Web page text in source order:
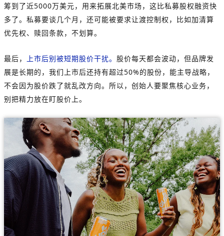
筹到了近5000万美元，用来拓展北美市场，这比私募股权融资快
多了。私募要谈几个月，还可能被要求让渡控制权，比如加清算
优先权、赎回条款，不划算。
最后， 上市后别被短期股价干扰。 股价每天都会波动，但品牌发
展是长期的，我们上市后还持有超过50%的股份，能主导战略，
不会因为股价跌了就乱改方向。所以，创始人要聚焦核心业务，
别把精力放在盯股价上。